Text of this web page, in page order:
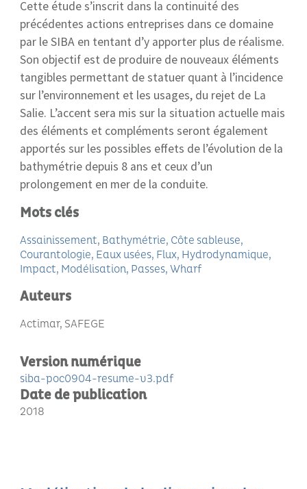
Cette étude s’inscrit dans la continuité des
précédentes actions entreprises dans ce domaine
par le SIBA en tentant d’y apporter plus de réalisme.
Son objectif est de produire de nouveaux éléments
tangibles permettant de statuer quant à l’incidence
sur l’environnement et les usages, du rejet de La
Salie. L’accent sera mis sur la situation actuelle mais
des éléments et compléments seront également
apportés sur les possibles effets de l’évolution de la
bathymétrie depuis 8 ans et ceux d’un
prolongement en mer de la conduite.
Mots clés
Assainissement Bathymétrie Côte sableuse
Courantologie Eaux usées Flux Hydrodynamique
Impact Modélisation Passes Wharf
Auteurs
Actimar, SAFEGE
Version numérique
siba-poc0904-resume-v3.pdf
Date de publication
2018